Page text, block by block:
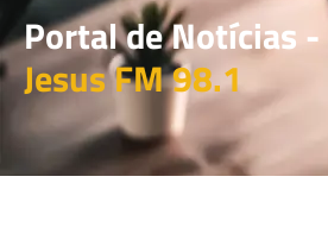
Portal de Notícias -
Jesus FM 98.1